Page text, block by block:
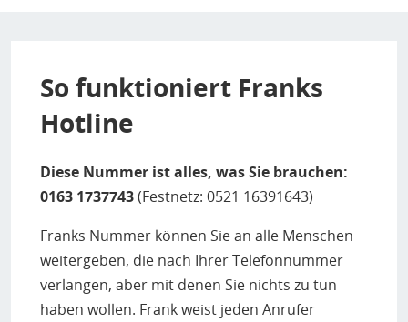
So funktioniert Franks
Hotline
Diese Nummer ist alles, was Sie brauchen:
0163 1737743(Festnetz: 0521 16391643)
Franks Nummer können Sie an alle Menschen
weitergeben, die nach Ihrer Telefonnummer
verlangen, aber mit denen Sie nichts zu tun
haben wollen. Frank weist jeden Anrufer